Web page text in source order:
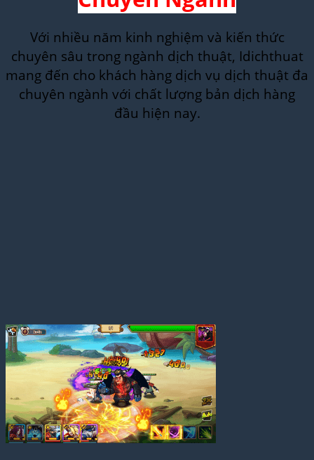
Với nhiều năm kinh nghiệm và kiến thức
chuyên sâu trong ngành dịch thuật, Idichthuat
mang đến cho khách hàng dịch vụ dịch thuật đa
chuyên ngành với chất lượng bản dịch hàng
đầu hiện nay.